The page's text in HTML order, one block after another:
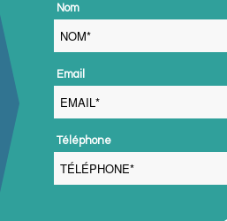
Nom
Email
Téléphone